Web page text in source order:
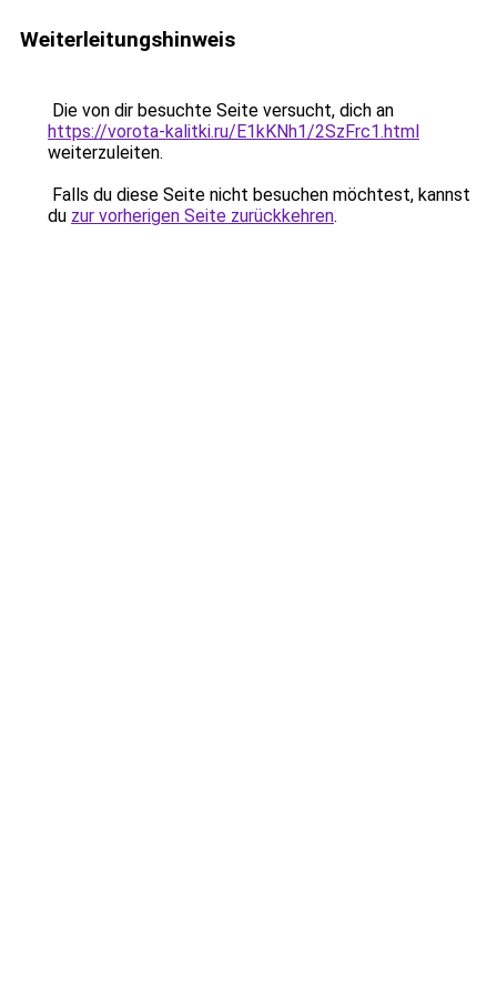
Weiterleitungshinweis
Die von dir besuchte Seite versucht, dich an
https://vorota-kalitki.ru/E1kKNh1/2SzFrc1.html
weiterzuleiten.
Falls du diese Seite nicht besuchen möchtest, kannst
du zur vorherigen Seite zurückkehren.